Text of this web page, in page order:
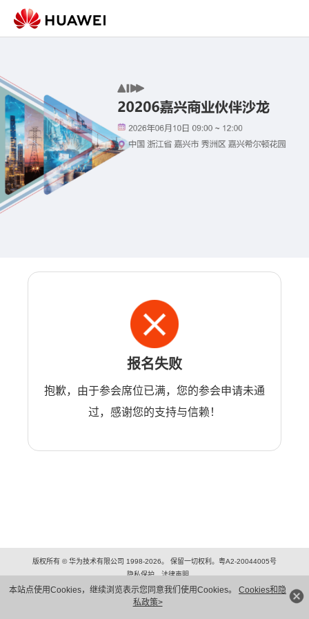
本站点使用Cookies，继续浏览表示您同意我们使用Cookies。 Cookies和隐
私政策>
报名失败
抱歉，由于参会席位已满，您的参会申请未通
过，感谢您的支持与信赖！
版权所有 © 华为技术有限公司 1998-2026。 保留一切权利。粤A2-20044005号
隐私保护
法律声明